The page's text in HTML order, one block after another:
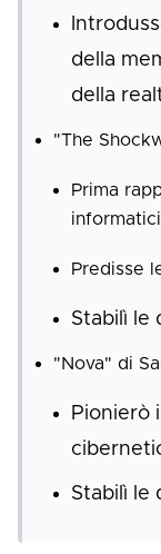
della
della
"The
Prima
informatici
Predisse
Stabilì le
"Nova" di
Pionierò
Stabilì le